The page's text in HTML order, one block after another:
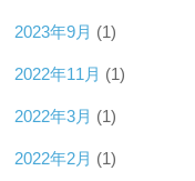
2023年9月 (1)
2022年11月 (1)
2022年3月 (1)
2022年2月 (1)